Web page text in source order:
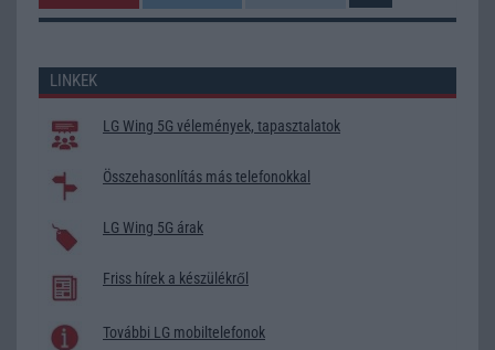
LINKEK
LG Wing 5G vélemények, tapasztalatok
Összehasonlítás más telefonokkal
LG Wing 5G árak
Friss hírek a készülékről
További LG mobiltelefonok